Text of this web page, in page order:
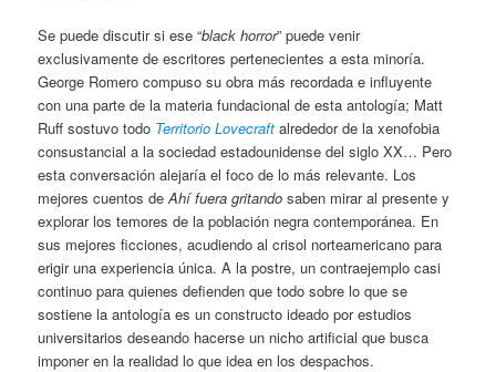
Se puede discutir si ese “black horror” puede venir
exclusivamente de escritores pertenecientes a esta minoría.
George Romero compuso su obra más recordada e influyente
con una parte de la materia fundacional de esta antología; Matt
Ruff sostuvo todo Territorio Lovecraft alrededor de la xenofobia
consustancial a la sociedad estadounidense del siglo XX… Pero
esta conversación alejaría el foco de lo más relevante. Los
mejores cuentos deAhí fuera gritando saben mirar al presente y
explorar los temores de la población negra contemporánea. En
sus mejores ficciones, acudiendo al crisol norteamericano para
erigir una experiencia única. A la postre, un contraejemplo casi
continuo para quienes defienden que todo sobre lo que se
sostiene la antología es un constructo ideado por estudios
universitarios deseando hacerse un nicho artificial que busca
imponer en la realidad lo que idea en los despachos.